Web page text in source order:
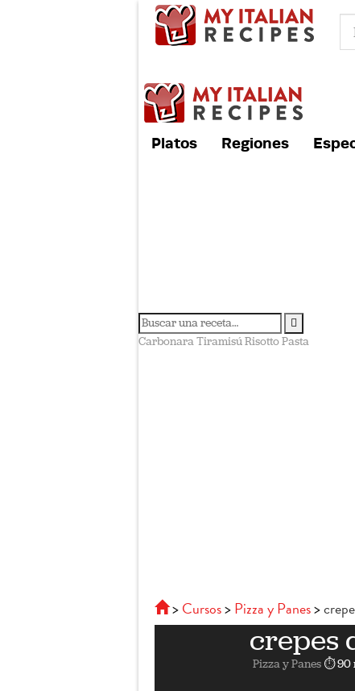
Platos Regiones
CarbonaraTiramisúRisottoPasta
Cursos Pizza y Panes
crepes
Pizza y Panes ⏱ 90